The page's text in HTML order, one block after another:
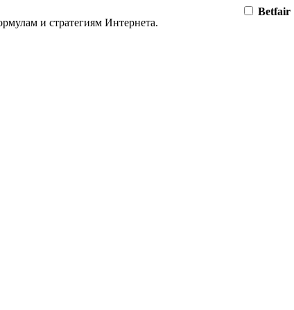
и стратегиям Интернета.
Betfair